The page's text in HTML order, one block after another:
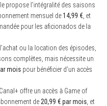
propose l’intégralité des saisons
mensuel de14,99 €, et
pour les aficionados de la
ou la location des épisodes,
complètes, mais nécessite un
mois pour bénéficier d’un accès
offre un accès à Game of
de 20,99 € par mois , et